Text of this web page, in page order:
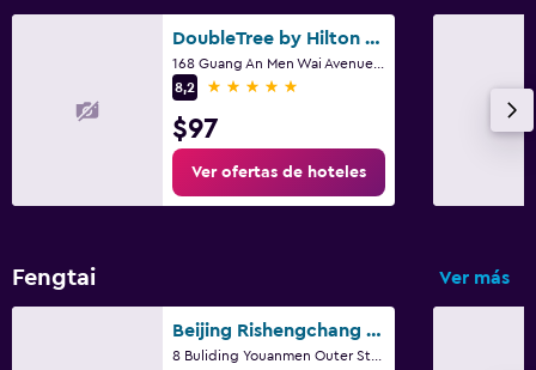
DoubleTree by Hilton Beijing
8,2
5 estrellas
$97
Ver ofertas de hoteles
Fengtai Ver más
Beijing Rishengchang Hotel